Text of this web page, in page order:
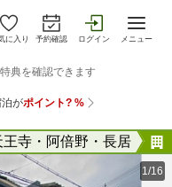
に入り 予約確認 ログイン メニュー
寺・阿倍野・長居
1/16